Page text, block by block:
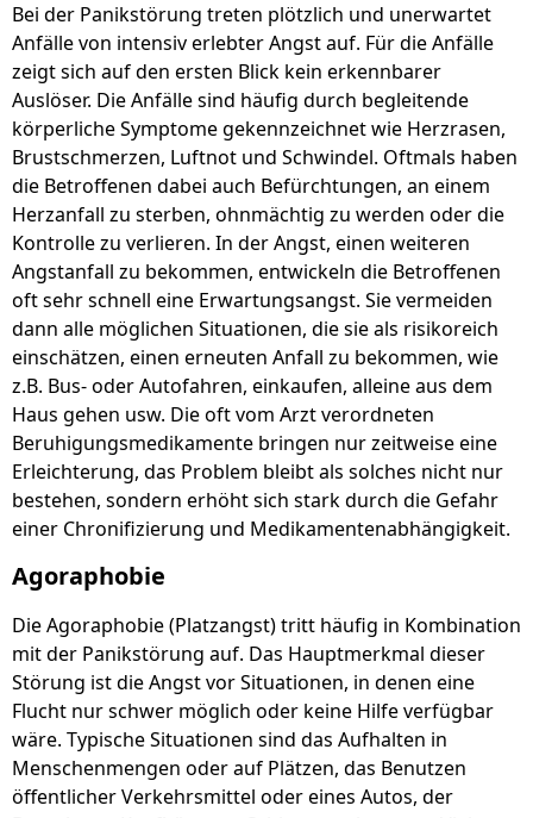
Bei der Panikstörung treten plötzlich und unerwartet
Anfälle von intensiv erlebter Angst auf. Für die Anfälle
zeigt sich auf den ersten Blick kein erkennbarer
Auslöser. Die Anfälle sind häufig durch begleitende
körperliche Symptome gekennzeichnet wie Herzrasen,
Brustschmerzen, Luftnot und Schwindel. Oftmals haben
die Betroffenen dabei auch Befürchtungen, an einem
Herzanfall zu sterben, ohnmächtig zu werden oder die
Kontrolle zu verlieren. In der Angst, einen weiteren
Angstanfall zu bekommen, entwickeln die Betroffenen
oft sehr schnell eine Erwartungsangst. Sie vermeiden
dann alle möglichen Situationen, die sie als risikoreich
einschätzen, einen erneuten Anfall zu bekommen, wie
z.B. Bus- oder Autofahren, einkaufen, alleine aus dem
Haus gehen usw. Die oft vom Arzt verordneten
Beruhigungsmedikamente bringen nur zeitweise eine
Erleichterung, das Problem bleibt als solches nicht nur
bestehen, sondern erhöht sich stark durch die Gefahr
einer Chronifizierung und Medikamentenabhängigkeit.
Agoraphobie
Die Agoraphobie (Platzangst) tritt häufig in Kombination
mit der Panikstörung auf. Das Hauptmerkmal dieser
Störung ist die Angst vor Situationen, in denen eine
Flucht nur schwer möglich oder keine Hilfe verfügbar
wäre. Typische Situationen sind das Aufhalten in
Menschenmengen oder auf Plätzen, das Benutzen
öffentlicher Verkehrsmittel oder eines Autos, der